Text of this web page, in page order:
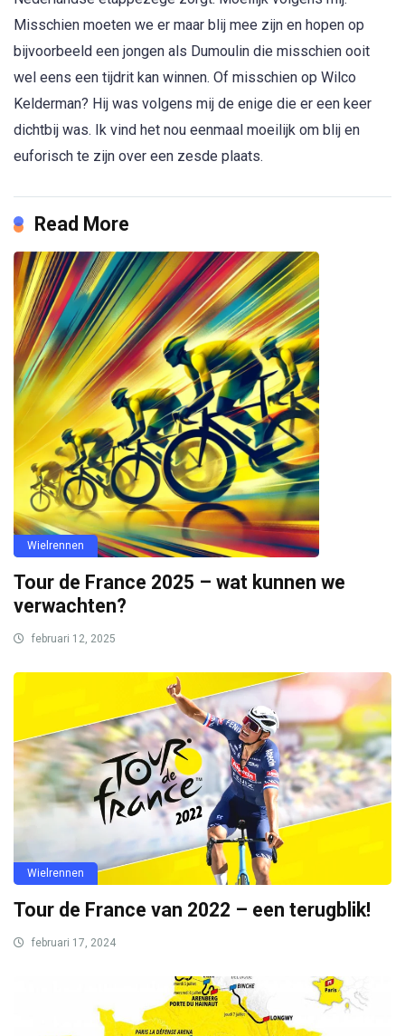
Misschien moeten we er maar blij mee zijn en hopen op
bijvoorbeeld een jongen als Dumoulin die misschien ooit
wel eens een tijdrit kan winnen. Of misschien op Wilco
Kelderman? Hij was volgens mij de enige die er een keer
dichtbij was. Ik vind het nou eenmaal moeilijk om blij en
euforisch te zijn over een zesde plaats.
Read More
Wielrennen
Tour de France 2025 – wat kunnen we
verwachten?
februari 12, 2025
Wielrennen
Tour de France van 2022 – een terugblik!
februari 17, 2024